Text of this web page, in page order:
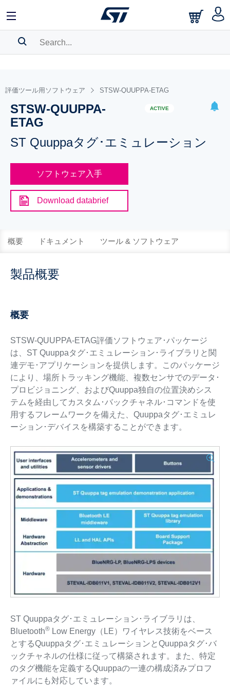
BOOKMARK
Pleaselog into show your saved searches.
評価ツール用ソフトウェア STSW-QUUPPA-ETAG
STSW-QUUPPA-
ETAG
ACTIVE
ST Quuppaタグ･エミュレーション
ソフトウェア入手
Download databrief
概要 ドキュメント ツール & ソフトウェア
製品概要
概要
STSW-QUUPPA-ETAG評価ソフトウェア･パッケージ
は、ST Quuppaタグ･エミュレーション･ライブラリと関
連デモ･アプリケーションを提供します。このパッケージ
により、場所トラッキング機能、複数センサでのデータ･
プロビジョニング、およびQuuppa独自の位置決めシス
テムを経由してカスタム･バックチャネル･コマンドを使
用するフレームワークを備えた、Quuppaタグ･エミュレ
ーション･デバイスを構築することができます。
ST Quuppaタグ･エミュレーション･ライブラリは、
Bluetooth®Low Energy（LE）ワイヤレス技術をベース
とするQuuppaタグ･エミュレーションとQuuppaタグ･バ
ックチャネルの仕様に従って構築されます。また、特定
のタグ機能を定義するQuuppaの一連の構成済みプロフ
ァイルにも対応しています。